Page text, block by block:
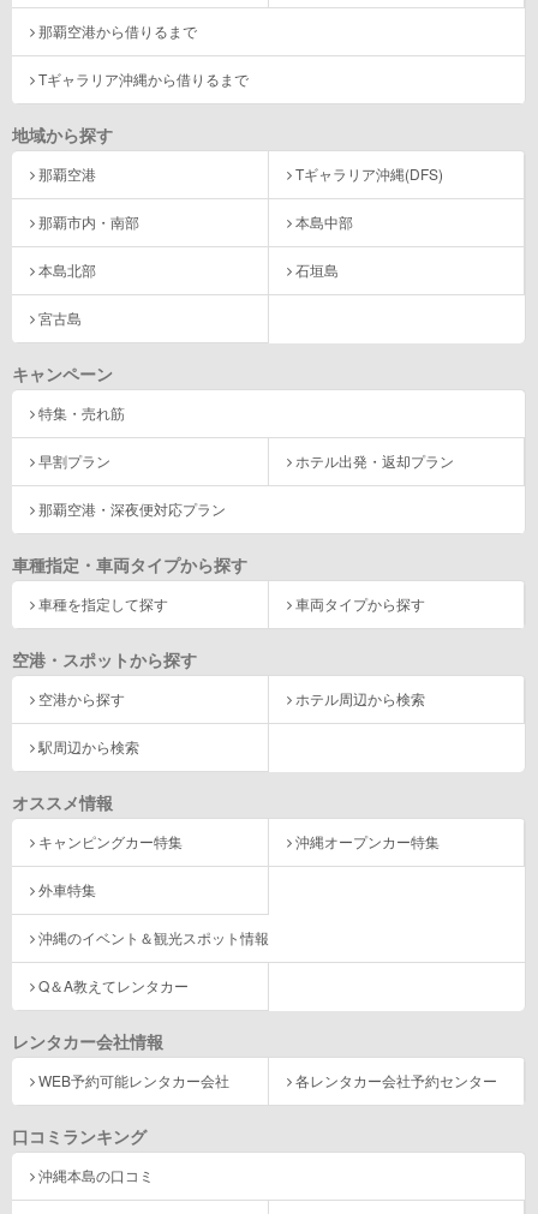
那覇空港から借りるまで
Tギャラリア沖縄から借りるまで
地域から探す
那覇空港 Tギャラリア沖縄(DFS)
那覇市内・南部 本島中部
本島北部 石垣島
宮古島
キャンペーン
特集・売れ筋
早割プラン ホテル出発・返却プラン
那覇空港・深夜便対応プラン
車種指定・車両タイプから探す
車種を指定して探す 車両タイプから探す
空港・スポットから探す
空港から探す ホテル周辺から検索
駅周辺から検索
オススメ情報
キャンピングカー特集 沖縄オープンカー特集
外車特集
沖縄のイベント＆観光スポット情報
Q＆A教えてレンタカー
レンタカー会社情報
WEB予約可能レンタカー会社 各レンタカー会社予約センター
口コミランキング
沖縄本島の口コミ